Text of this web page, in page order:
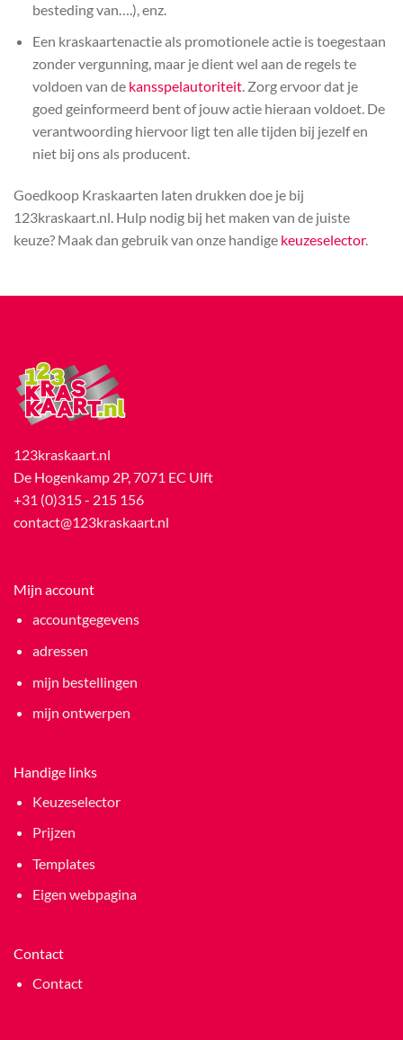
besteding van….), enz.
Een kraskaartenactie als promotionele actie is toegestaan
zonder vergunning, maar je dient wel aan de regels te
voldoen van de kansspelautoriteit. Zorg ervoor dat je
goed geinformeerd bent of jouw actie hieraan voldoet. De
verantwoording hiervoor ligt ten alle tijden bij jezelf en
niet bij ons als producent.
Goedkoop Kraskaarten laten drukken doe je bij
123kraskaart.nl. Hulp nodig bij het maken van de juiste
keuze? Maak dan gebruik van onze handige keuzeselector.
123kraskaart.nl
De Hogenkamp 2P, 7071 EC Ulft
+31 (0)315 - 215 156
contact@123kraskaart.nl
Mijn account
accountgegevens
adressen
mijn bestellingen
mijn ontwerpen
Handige links
Keuzeselector
Prijzen
Templates
Eigen webpagina
Contact
Contact